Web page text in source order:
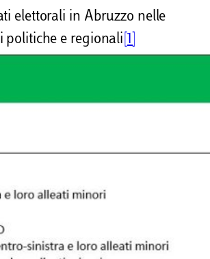
elettorali in Abruzzo nelle
politiche e regionali [1]